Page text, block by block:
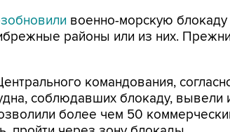
военно-морскую
районы или из них.
командования,
соблюдавших блокаду, вывели
более чем 50